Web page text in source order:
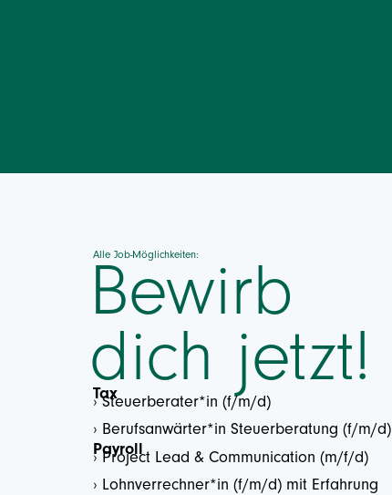
Alle Job-Möglichkeiten:
Bewirb
dich jetzt!
Tax
Steuerberater*in (f/m/d)
Berufsanwärter*in Steuerberatung (f/m/d)
Payroll
Project Lead & Communication (m/f/d)
Lohnverrechner*in (f/m/d) mit Erfahrung